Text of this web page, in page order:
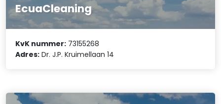
EcuaCleaning
KvK nummer: 73155268
Adres: Dr. J.P. Kruimellaan 14